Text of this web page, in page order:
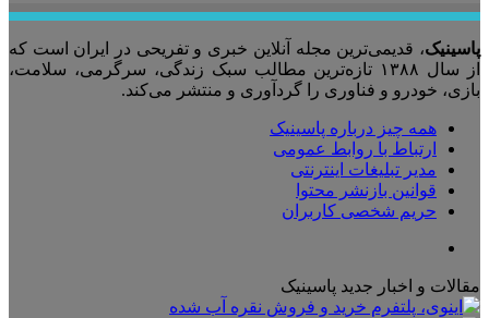
پاسینیک، قدیمی‌ترین مجله آنلاین خبری و تفریحی در ایران است که
از سال ۱۳۸۸ تازه‌ترین مطالب سبک زندگی، سرگرمی، سلامت،
بازی، خودرو و فناوری را گردآوری و منتشر می‌کند.
همه چیز درباره پاسینیک
ارتباط با روابط عمومی
مدیر تبلیغات اینترنتی
قوانین بازنشر محتوا
حریم شخصی کاربران
مقالات و اخبار جدید پاسینیک